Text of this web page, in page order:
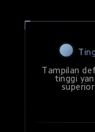
Tampilan
tinggi
superior